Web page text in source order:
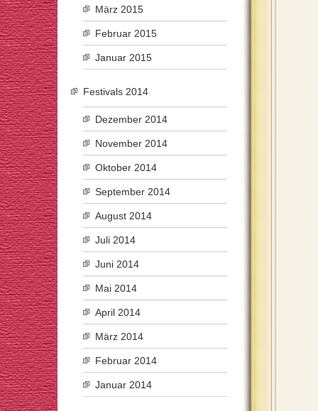
März 2015
Februar 2015
Januar 2015
Festivals 2014
Dezember 2014
November 2014
Oktober 2014
September 2014
August 2014
Juli 2014
Juni 2014
Mai 2014
April 2014
März 2014
Februar 2014
Januar 2014